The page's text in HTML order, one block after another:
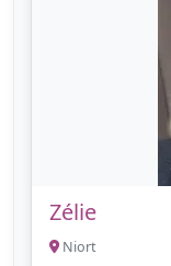
Zélie
Niort